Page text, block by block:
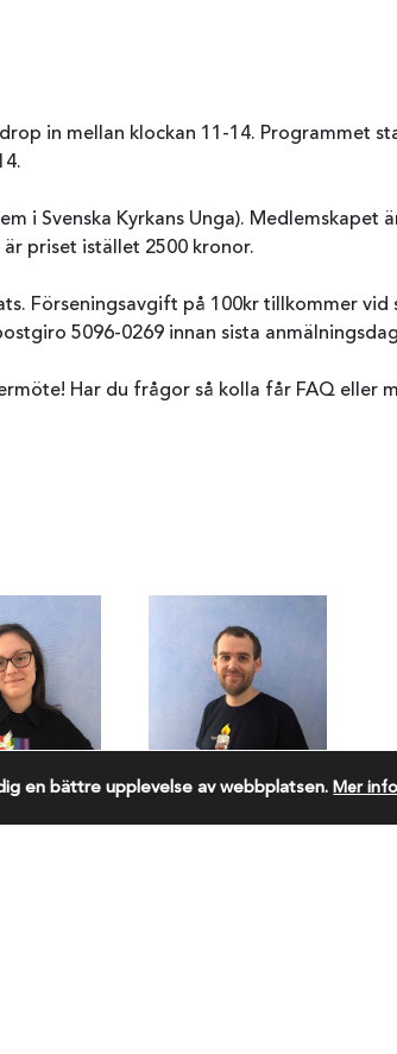
in mellan klockan 11-14. Programmet
i Svenska Kyrkans Unga). Medlemskapet
priset istället 2500 kronor.
Förseningsavgift på 100kr tillkommer
5096-0269 innan sista
Har du frågor så kolla får FAQ eller
Christer Sjögren
en bättre upplevelse av webbplatsen. Mer